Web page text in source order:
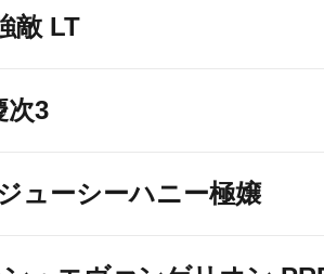
敵 LT
次3
ューシーハニー極嬢